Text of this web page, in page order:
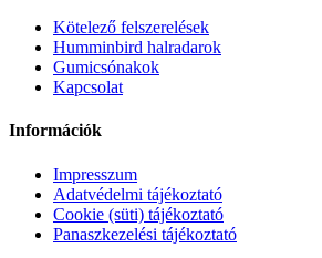
Kötelező felszerelések
Humminbird halradarok
Gumicsónakok
Kapcsolat
Információk
Impresszum
Adatvédelmi tájékoztató
Cookie (süti) tájékoztató
Panaszkezelési tájékoztató